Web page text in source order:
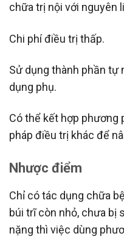
chữa trị nội với nguyên
Chi phí điều trị thấp.
Sử dụng thành phần tự
dụng phụ.
Có thể kết hợp phương
pháp điều trị khác để
Nhược điểm
Chỉ có tác dụng chữa
búi trĩ còn nhỏ, chưa bị
nặng thì việc dùng